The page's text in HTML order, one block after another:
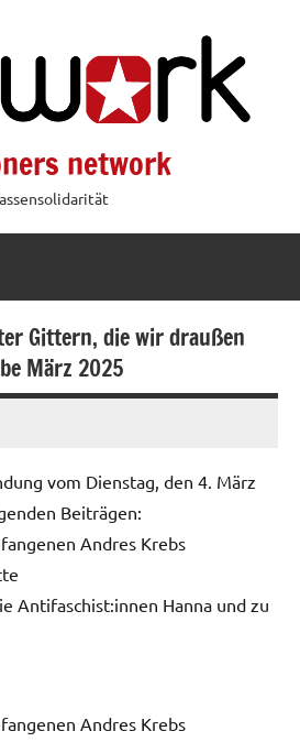
network
Gittern, die wir draußen
März 2025
vom Dienstag, den 4. März
Beiträgen:
Andres Krebs
Antifaschist:innen Hanna und zu
Andres Krebs